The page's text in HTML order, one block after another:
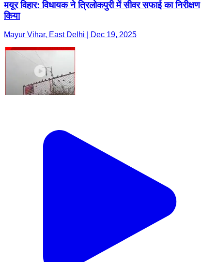
मयूर विहार: विधायक ने त्रिलोकपुरी में सीवर सफाई का निरीक्षण
किया
Mayur Vihar, East Delhi | Dec 19, 2025